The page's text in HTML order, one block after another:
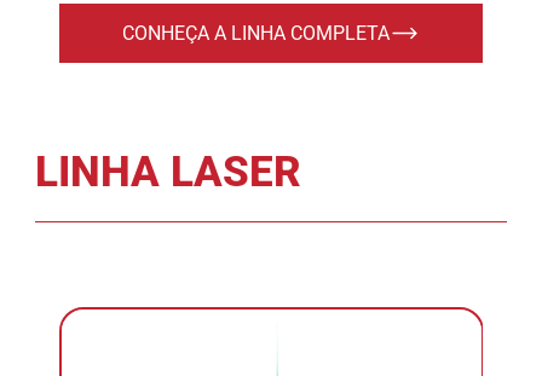
CONHEÇA A LINHA COMPLETA
LINHA LASER